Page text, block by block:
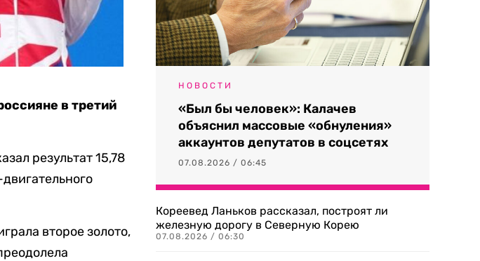
в третий
результат 15,78
второе золото,
НОВОСТИ
«Был бы человек»: Калачев
объяснил массовые «обнуления»
аккаунтов депутатов в соцсетях
07.08.2026 / 06:45
Кореевед Ланьков рассказал, построят ли
железную дорогу в Северную Корею
07.08.2026 / 06:30